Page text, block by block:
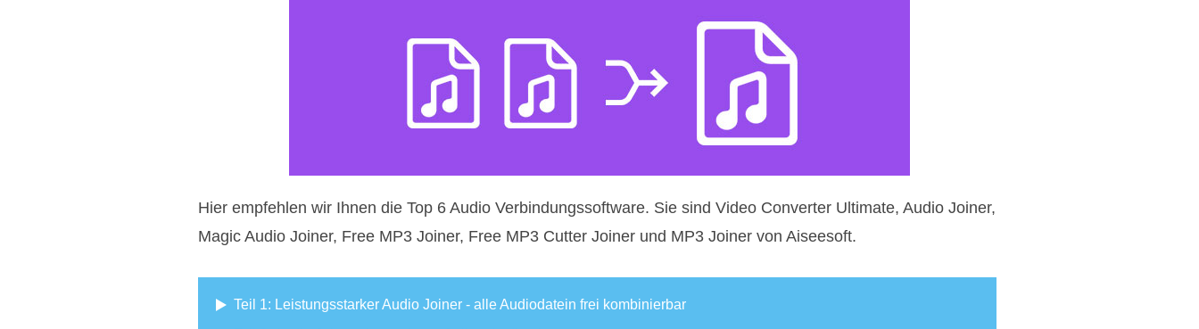
Hier empfehlen wir Ihnen die Top 6 Audio Verbindungssoftware. Sie sind Video Converter Ultimate, Audio Joiner,
Magic Audio Joiner, Free MP3 Joiner, Free MP3 Cutter Joiner und MP3 Joiner von Aiseesoft.
Teil 1: Leistungsstarker Audio Joiner - alle Audiodatein frei kombinierbar